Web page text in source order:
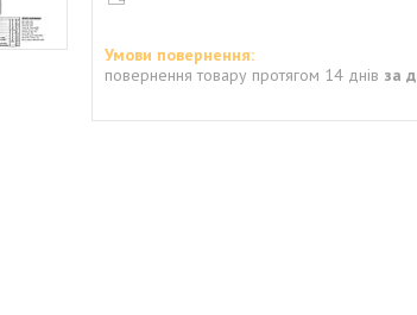
повернення товару протягом 14 днів за